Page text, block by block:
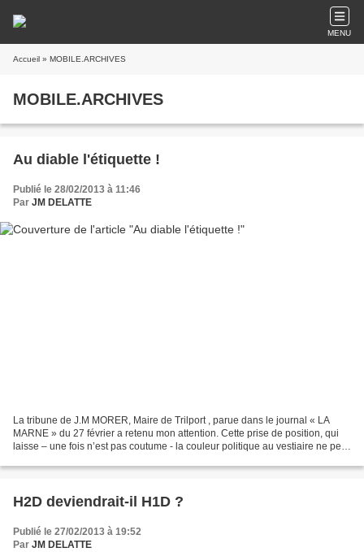
MENU
Accueil » MOBILE.ARCHIVES
MOBILE.ARCHIVES
Au diable l'étiquette !
Publié le 28/02/2013 à 11:46
Par JM DELATTE
La tribune de J.M MORER, Maire de Trilport , parue dans le journal « LA
MARNE » du 27 février a retenu mon attention. Cette prise de position, qui
laisse – une fois n’est pas coutume - la couleur politique au vestiaire ne peut
H2D deviendrait-il H1D ?
Publié le 27/02/2013 à 19:52
Par JM DELATTE